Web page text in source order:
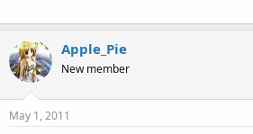
Apple_Pie
New member
May 1, 2011